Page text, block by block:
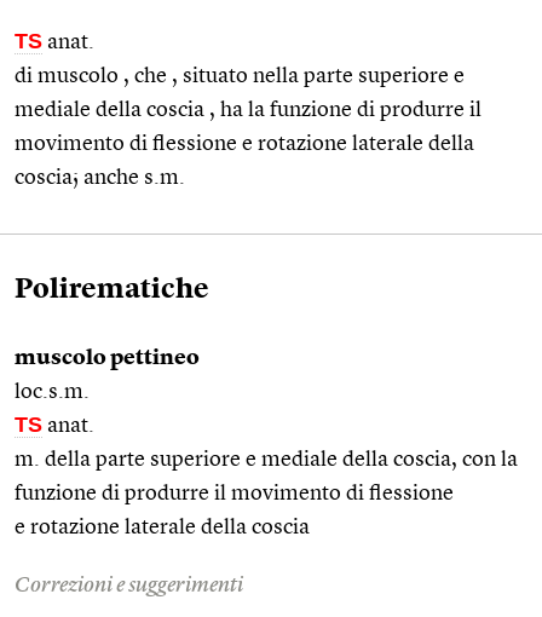
TS anat.
di muscolo , che , situato nella parte superiore e
mediale della coscia , ha la funzione di produrre il
movimento di flessione e rotazione laterale della
coscia; anche s.m.
Polirematiche
muscolo pettineo
loc.s.m.
TS anat.
m. della parte superiore e mediale della coscia, con la
funzione di produrre il movimento di flessione
e rotazione laterale della coscia
Correzioni e suggerimenti